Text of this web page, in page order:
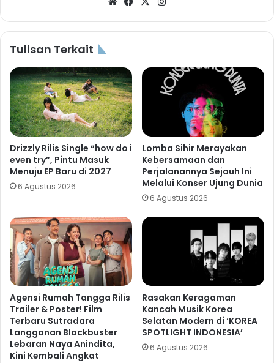
Tulisan Terkait
Drizzly Rilis Single “how do i
even try”, Pintu Masuk
Menuju EP Baru di 2027
6 Agustus 2026
Lomba Sihir Merayakan
Kebersamaan dan
Perjalanannya Sejauh Ini
Melalui Konser Ujung Dunia
6 Agustus 2026
Agensi Rumah Tangga Rilis
Trailer & Poster! Film
Terbaru Sutradara
Langganan Blockbuster
Lebaran Naya Anindita,
Kini Kembali Angkat
Rasakan Keragaman
Kancah Musik Korea
Selatan Modern di ‘KOREA
SPOTLIGHT INDONESIA’
6 Agustus 2026